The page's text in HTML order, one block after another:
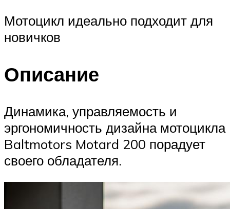
Мотоцикл идеально подходит для
новичков
Описание
Динамика, управляемость и
эргономичность дизайна мотоцикла
Baltmotors Motard 200 порадует
своего обладателя.